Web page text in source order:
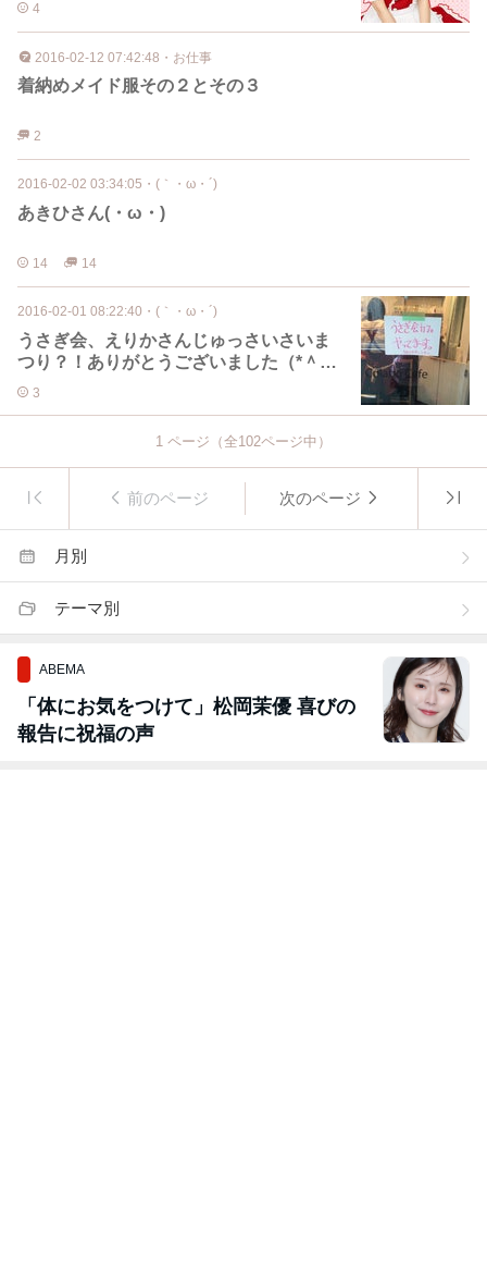
4
2016-02-12 07:42:48 ・ お仕事
着納めメイド服その２とその３
2
2016-02-02 03:34:05 ・ (｀・ω・´)
あきひさん(・ω・)
14 14
2016-02-01 08:22:40 ・ (｀・ω・´)
うさぎ会、えりかさんじゅっさいさいま
つり？！ありがとうございました（*＾ワ
＾*）
3
1 ページ（全102ページ中）
前のページ 次のページ
月別
テーマ別
ABEMA
「体にお気をつけて」松岡茉優 喜びの
報告に祝福の声